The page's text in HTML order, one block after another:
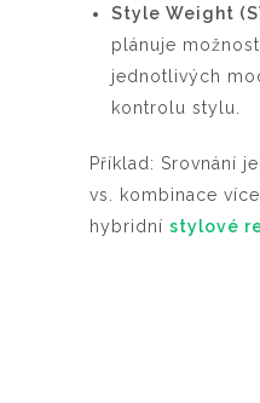
Style Weight
plánuje
jednotlivých
kontrolu stylu.
Příklad: Srovnání
vs. kombinace
hybridní stylové